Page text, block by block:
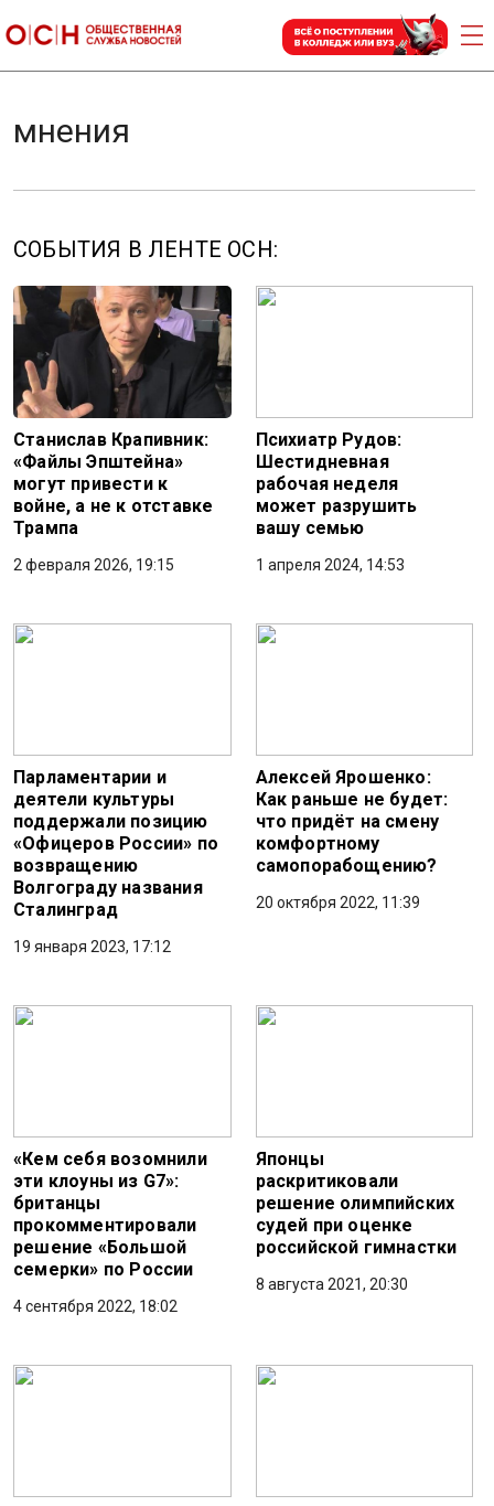
мнения
СОБЫТИЯ В ЛЕНТЕ ОСН:
Станислав Крапивник:
«Файлы Эпштейна»
могут привести к
войне, а не к отставке
Трампа
2 февраля 2026, 19:15
Психиатр Рудов:
Шестидневная
рабочая неделя
может разрушить
вашу семью
1 апреля 2024, 14:53
Парламентарии и
деятели культуры
поддержали позицию
«Офицеров России» по
возвращению
Волгограду названия
Сталинград
19 января 2023, 17:12
Алексей Ярошенко:
Как раньше не будет:
что придёт на смену
комфортному
самопорабощению?
20 октября 2022, 11:39
«Кем себя возомнили
эти клоуны из G7»:
британцы
прокомментировали
решение «Большой
семерки» по России
4 сентября 2022, 18:02
Японцы
раскритиковали
решение олимпийских
судей при оценке
российской гимнастки
8 августа 2021, 20:30